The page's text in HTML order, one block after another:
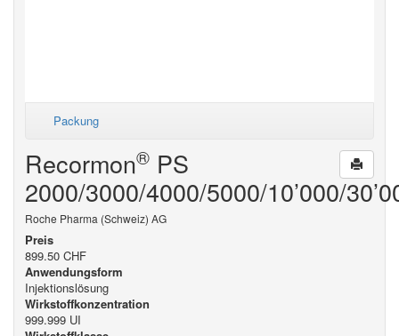
Packung
Recormon® PS
2000/3000/4000/5000/10’000/
Roche Pharma (Schweiz) AG
Preis
899.50 CHF
Anwendungsform
Injektionslösung
Wirkstoffkonzentration
999.999 UI